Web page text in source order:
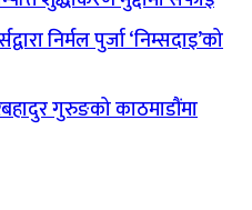
निर्मल पुर्जा ‘निम्सदाइ’को
गुरुङको काठमाडौंमा